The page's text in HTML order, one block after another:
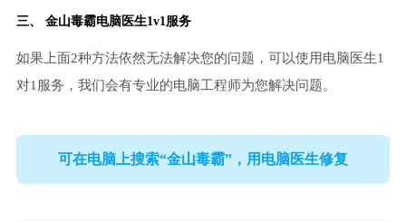
三、 金山毒霸电脑医生1v1服务
如果上面2种方法依然无法解决您的问题，可以使用电脑医生1
对1服务，我们会有专业的电脑工程师为您解决问题。
可在电脑上搜索“金山毒霸”，用电脑医生修复